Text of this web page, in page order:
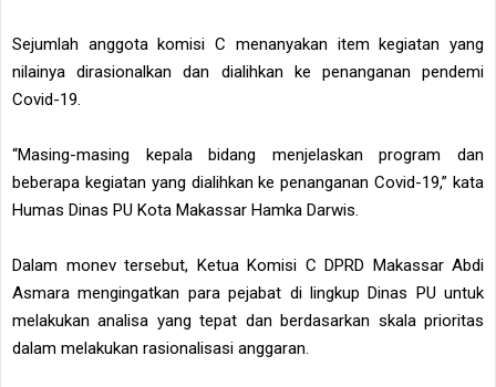
Sejumlah anggota komisi C menanyakan item kegiatan yang
nilainya dirasionalkan dan dialihkan ke penanganan pendemi
Covid-19.
“Masing-masing kepala bidang menjelaskan program dan
beberapa kegiatan yang dialihkan ke penanganan Covid-19,” kata
Humas Dinas PU Kota Makassar Hamka Darwis.
Dalam monev tersebut, Ketua Komisi C DPRD Makassar Abdi
Asmara mengingatkan para pejabat di lingkup Dinas PU untuk
melakukan analisa yang tepat dan berdasarkan skala prioritas
dalam melakukan rasionalisasi anggaran.